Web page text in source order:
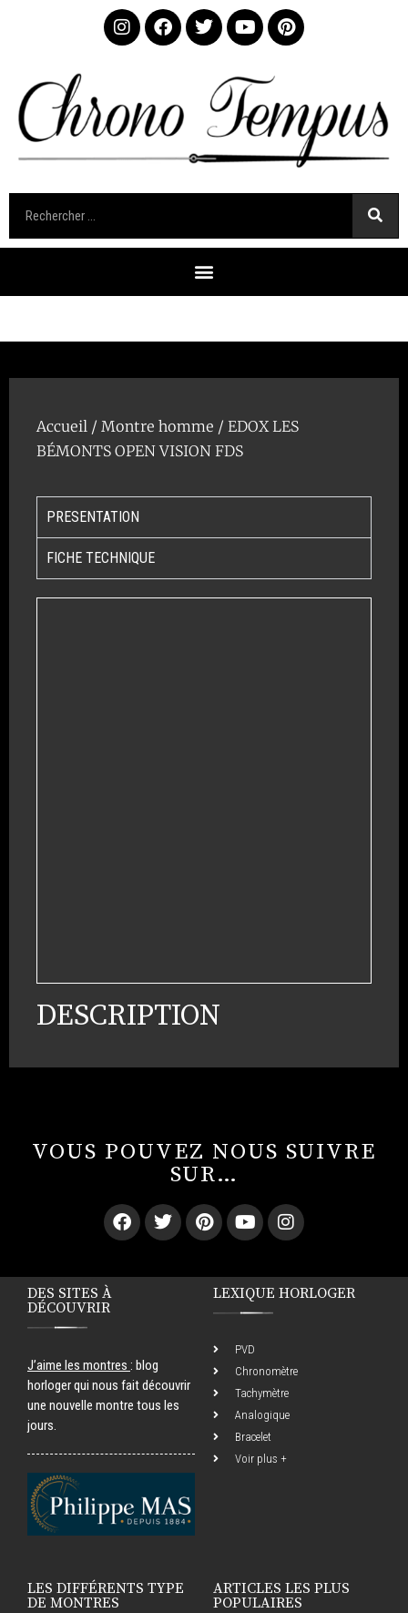
Accueil / Montre homme / EDOX LES
BÉMONTS OPEN VISION FDS
PRESENTATION
FICHE TECHNIQUE
DESCRIPTION
VOUS POUVEZ NOUS SUIVRE
SUR…
DES SITES À
DÉCOUVRIR
J’aime les montres : blog
horloger qui nous fait découvrir
une nouvelle montre tous les
jours.
LEXIQUE HORLOGER
PVD
Chronomètre
Tachymètre
Analogique
Bracelet
Voir plus +
LES DIFFÉRENTS TYPE
DE MONTRES
ARTICLES LES PLUS
POPULAIRES